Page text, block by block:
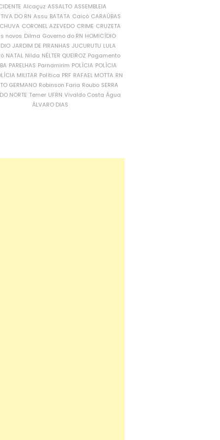
Alcaçuz ASSALTO ASSEMBLEIA
DO RN Assu BATATA Caicó CARAÚBAS
CORONEL AZEVEDO CRIME CRUZETA
novos Dilma Governo do RN HOMICÍDIO
JARDIM DE PIRANHAS JUCURUTU LULA
NATAL Nilda NÉLTER QUEIROZ Pagamento
PARELHAS Parnamirim POLÍCIA POLÍCIA
MILITAR Política PRF RAFAEL MOTTA RN
GERMANO Robinson Faria Roubo SERRA
NORTE Temer UFRN Vivaldo Costa Água
ÁLVARO DIAS